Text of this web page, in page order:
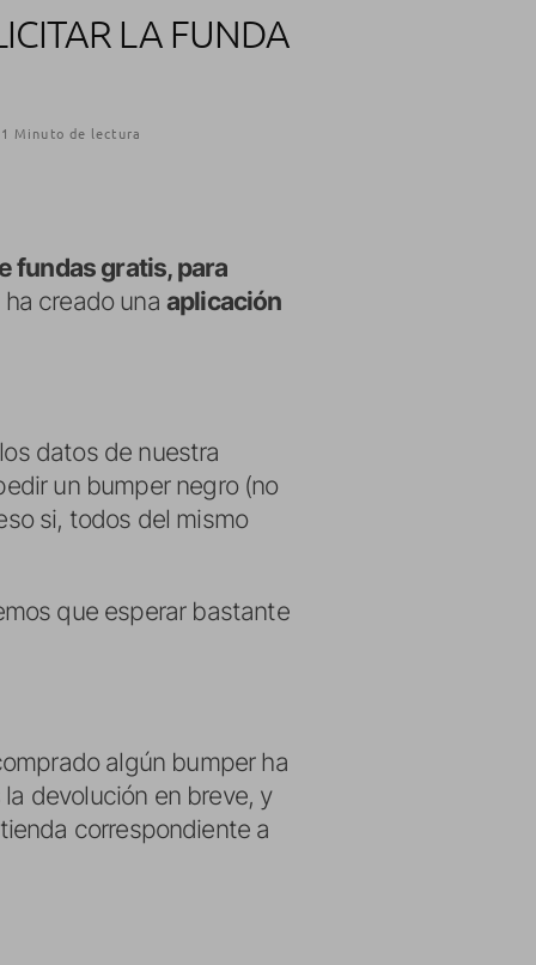
LA FUNDA
1 Minuto de lectura
fundas gratis, para
ha creado una aplicación
datos de nuestra
un bumper negro (no
si, todos del mismo
que esperar bastante
algún bumper ha
devolución en breve, y
correspondiente a